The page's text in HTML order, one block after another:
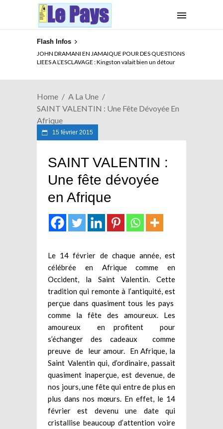
Flash Infos
JOHN DRAMANI EN JAMAIQUE POUR DES QUESTIONS
LIEES A L’ESCLAVAGE : Kingston valait bien un détour
ELECTION DE TALON A LA TETE DU SENAT BENINOIS :
Quand Patrice quitte le pouvoir sans partir !
Home
A La Une
SAINT VALENTIN : Une Fête Dévoyée En
Afrique
15 février 2015
SAINT VALENTIN :
Une fête dévoyée
en Afrique
Le 14 février de chaque année, est
célébrée en Afrique comme en
Occident, la Saint Valentin. Cette
tradition qui remonte à l’antiquité, est
perçue dans quasiment tous les pays
comme la fête des amoureux. Les
amoureux en profitent pour
s’échanger des cadeaux comme
preuve de leur amour. En Afrique, la
Saint Valentin qui, d’ordinaire, passait
quasiment inaperçue, est devenue, de
nos jours, une fête qui entre de plus en
plus dans nos mœurs. En effet, le 14
février est devenu une date qui
cristallise beaucoup d’attention voire